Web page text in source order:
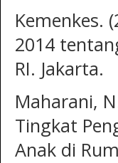
Kemenkes.
2014
RI. Jakarta.
Maharani,
Tingkat
Anak di